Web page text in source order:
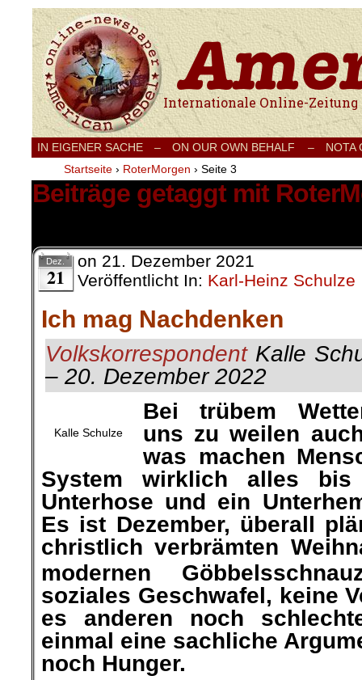
Internationale Onlinezeitung für Frieden,
IN EIGENER SACHE – ON OUR OWN BEHALF –
NOTA
Startseite › RoterMorgen › Seite 3
Beiträge getaggt mit
Dez.
21
on 21. Dezember 2021
Veröffentlicht In: Karl-Heinz Schulze
Ich mag Nachdenken
VolkskorrespondentKalle
– 20. Dezember 2022
Kalle Schulze
Bei trübem
uns zu weilen
was machen
System wirklich alles
Unterhose und ein
Es ist Dezember, überall
christlich verbrämten
modernen
soziales Geschwafel, keine
es anderen noch
einmal eine sachliche
noch Hunger.